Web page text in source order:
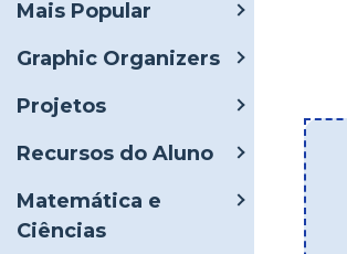
Mais Popular
Graphic Organizers
Projetos
Recursos do Aluno
Matemática e
Ciências